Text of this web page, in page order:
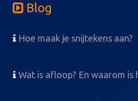
Blog
Hoe maak je snijtekens aan?
Wat is afloop? En waarom is